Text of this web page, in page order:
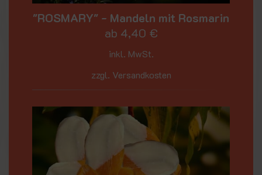
"ROSMARY" - Mandeln mit Rosmarin
ab 4,40 €
inkl. MwSt.
zzgl. Versandkosten